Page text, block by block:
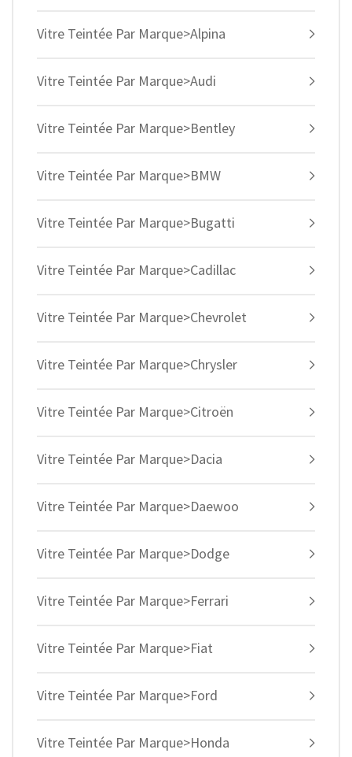
Vitre Teintée Par Marque>Alpina
Vitre Teintée Par Marque>Audi
Vitre Teintée Par Marque>Bentley
Vitre Teintée Par Marque>BMW
Vitre Teintée Par Marque>Bugatti
Vitre Teintée Par Marque>Cadillac
Vitre Teintée Par Marque>Chevrolet
Vitre Teintée Par Marque>Chrysler
Vitre Teintée Par Marque>Citroën
Vitre Teintée Par Marque>Dacia
Vitre Teintée Par Marque>Daewoo
Vitre Teintée Par Marque>Dodge
Vitre Teintée Par Marque>Ferrari
Vitre Teintée Par Marque>Fiat
Vitre Teintée Par Marque>Ford
Vitre Teintée Par Marque>Honda